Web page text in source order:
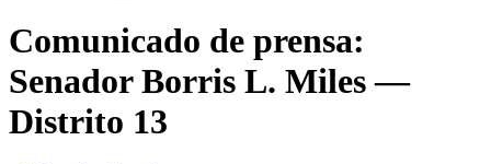
Comunicado de prensa:
Senador Borris L. Miles —
Distrito 13